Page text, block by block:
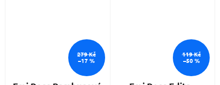
279 Kč
–17 %
119 Kč
–50 %